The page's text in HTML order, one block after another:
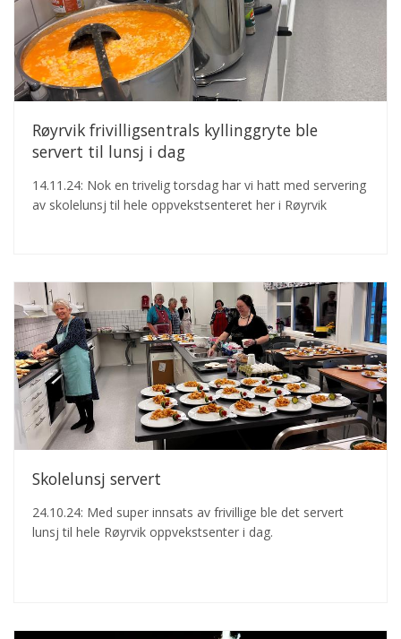
Røyrvik frivilligsentrals kyllinggryte ble
servert til lunsj i dag
14.11.24: Nok en trivelig torsdag har vi hatt med servering
av skolelunsj til hele oppvekstsenteret her i Røyrvik
Skolelunsj servert
24.10.24: Med super innsats av frivillige ble det servert
lunsj til hele Røyrvik oppvekstsenter i dag.